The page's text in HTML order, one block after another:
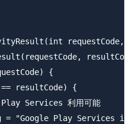
{
resultCode) {
Services 利用可能
= "Google Play Services